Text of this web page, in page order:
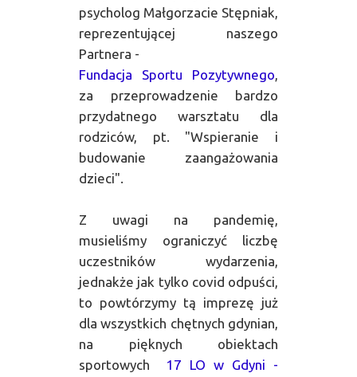
psycholog Małgorzacie Stępniak,
reprezentującej naszego
Partnera -
Fundacja Sportu Pozytywnego,
za przeprowadzenie bardzo
przydatnego warsztatu dla
rodziców, pt. "Wspieranie i
budowanie zaangażowania
dzieci".
Z uwagi na pandemię,
musieliśmy ograniczyć liczbę
uczestników wydarzenia,
jednakże jak tylko covid odpuści,
to powtórzymy tą imprezę już
dla wszystkich chętnych gdynian,
na pięknych obiektach
sportowych
17 LO w Gdyni -